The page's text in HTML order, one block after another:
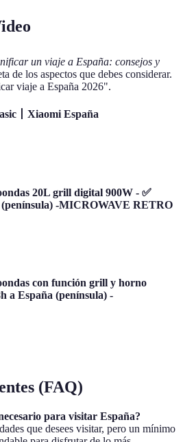
un viaje a España: consejos y
de los aspectos que debes considerar.
viaje a España 2026".
丨Xiaomi España
20L grill digital 900W - ✅
(península) -MICROWAVE RETRO
con función grill y horno
a España (península) -
(FAQ)
para visitar España?
que desees visitar, pero un mínimo